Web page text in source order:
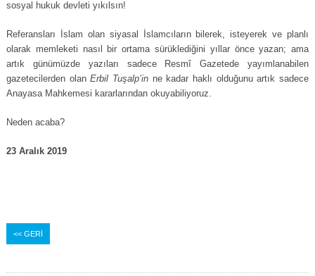
sosyal hukuk devleti yıkılsın!
Referansları İslam olan siyasal İslamcıların bilerek, isteyerek ve planlı
olarak memleketi nasıl bir ortama sürüklediğini yıllar önce yazan; ama
artık günümüzde yazıları sadece Resmî Gazetede yayımlanabilen
gazetecilerden olanErbil Tuşalp’in ne kadar haklı olduğunu artık sadece
Anayasa Mahkemesi kararlarından okuyabiliyoruz.
Neden acaba?
23 Aralık 2019
<< GERİ